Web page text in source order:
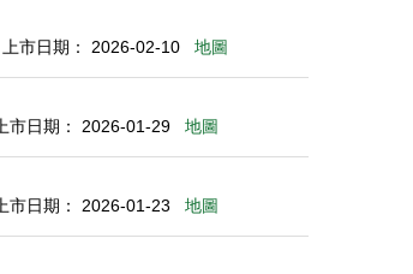
上市日期： 2026-02-10 地圖
上市日期： 2026-01-29 地圖
上市日期： 2026-01-23 地圖